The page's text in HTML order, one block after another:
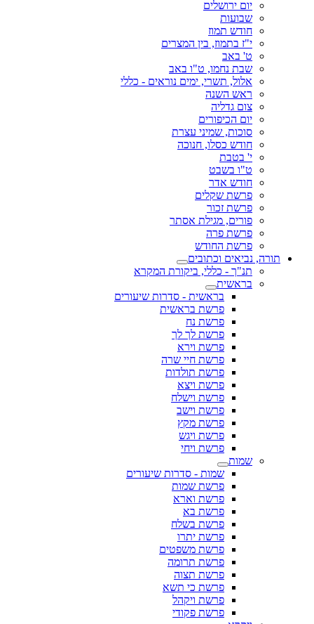
יום ירושלים
שבועות
חודש תמוז
י"ז בתמוז, בין המצרים
ט' באב
שבת נחמו, ט"ו באב
אלול, תשרי, ימים נוראים - כללי
ראש השנה
צום גדליה
יום הכיפורים
סוכות, שמיני עצרת
חודש כסלו, חנוכה
י' בטבת
ט"ו בשבט
חודש אדר
פרשת שקלים
פרשת זכור
פורים, מגילת אסתר
פרשת פרה
פרשת החודש
תורה, נביאים וכתובים
תנ"ך - כללי, ביקורת המקרא
בראשית
בראשית - סדרות שיעורים
פרשת בראשית
פרשת נח
פרשת לך לך
פרשת וירא
פרשת חיי שרה
פרשת תולדות
פרשת ויצא
פרשת וישלח
פרשת וישב
פרשת מקץ
פרשת ויגש
פרשת ויחי
שמות
שמות - סדרות שיעורים
פרשת שמות
פרשת וארא
פרשת בא
פרשת בשלח
פרשת יתרו
פרשת משפטים
פרשת תרומה
פרשת תצוה
פרשת כי תשא
פרשת ויקהל
פרשת פקודי